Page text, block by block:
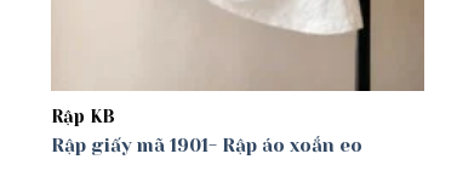
Rập KB
Rập giấy mã 1901- Rập áo xoắn eo